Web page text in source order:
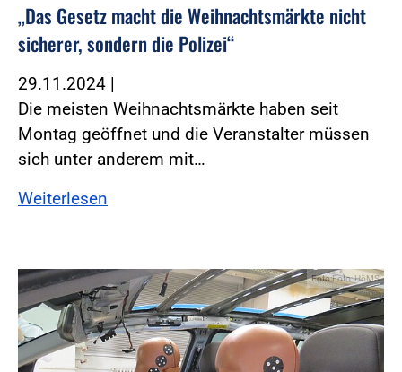
„Das Gesetz macht die Weihnachtsmärkte nicht
sicherer, sondern die Polizei“
29.11.2024 |
Die meisten Weihnachtsmärkte haben seit
Montag geöffnet und die Veranstalter müssen
sich unter anderem mit…
Weiterlesen
Foto:Foto: HöMS